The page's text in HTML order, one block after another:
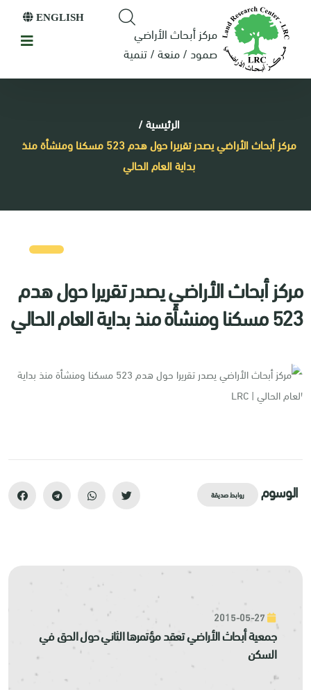
مركز أبحاث الأراضي
صمود / منعة / تنمية
ENGLISH
الرئيسية/
مركز أبحاث الأراضي يصدر تقريرا حول هدم 523 مسكنا ومنشأة منذ
بداية العام الحالي
مركز أبحاث الأراضي يصدر تقريرا حول هدم
523 مسكنا ومنشأة منذ بداية العام الحالي
الوسوم روابط صديقة
جمعية أبحاث الأراضي تعقد مؤتمرها الثاني حول الحق في
السكن